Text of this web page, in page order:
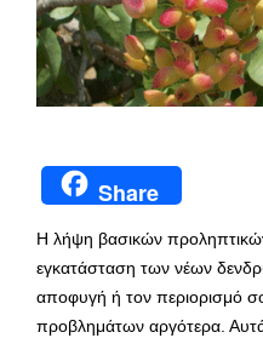
Share
Η λήψη βασικών
εγκατάσταση των νέων
αποφυγή ή τον περιορισμό
προβλημάτων αργότερα.